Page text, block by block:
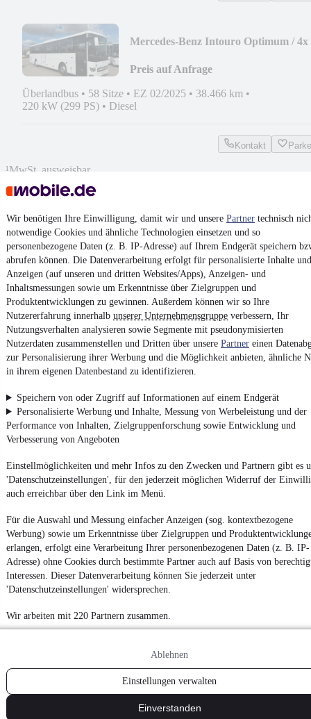
Wir benötigen Ihre Einwilligung, damit wir und unsere Partner technisch
notwendige Cookies und ähnliche Technologien einsetzen und so
personenbezogene Daten (z. B. IP-Adresse) auf Ihrem Endgerät speichern
abrufen können. Die Datenverarbeitung erfolgt für personalisierte Inhalte und
Anzeigen (auf unseren und dritten Websites/Apps), Anzeigen- und
Inhaltsmessungen sowie um Erkenntnisse über Zielgruppen und
Produktentwicklungen zu gewinnen. Außerdem können wir so Ihre
Nutzererfahrung innerhalb unserer Unternehmensgruppe verbessern, Ihr
Nutzungsverhalten analysieren sowie Segmente mit pseudonymisierten
Nutzerdaten zusammenstellen und Dritten über unsere Partner einen
zur Personalisierung ihrer Werbung und die Möglichkeit anbieten, ähnliche
in ihrem eigenen Datenbestand zu identifizieren.
Speichern von oder Zugriff auf Informationen auf einem Endgerät
Personalisierte Werbung und Inhalte, Messung von Werbeleistung und der
Performance von Inhalten, Zielgruppenforschung sowie Entwicklung und
Verbesserung von Angeboten
Einstellmöglichkeiten und mehr Infos zu den Zwecken und Partnern gibt es
'Datenschutzeinstellungen', für den jederzeit möglichen Widerruf der
auch erreichbar über den Link im Menü.
Für die Auswahl und Messung einfacher Anzeigen (sog. kontextbezogene
Werbung) sowie um Erkenntnisse über Zielgruppen und
erlangen, erfolgt eine Verarbeitung Ihrer personenbezogenen Daten (z. B. IP-
Adresse) ohne Cookies durch bestimmte Partner auch auf Basis von
Interessen. Dieser Datenverarbeitung können Sie jederzeit unter
'Datenschutzeinstellungen' widersprechen.
Wir arbeiten mit 220 Partnern zusammen.
Ablehnen
Einstellungen verwalten
Einverstanden
Mercedes-Benz Intouro Optimum / 4x
Preis auf Anfrage
Überlandbus • 58 Sitze • EZ 02/2025 • 38.466 km •
220 kW (299 PS) • Diesel
Kontakt
¹MwSt. ausweisbar
4.6 Sterne
Nutze mobile.de schnell und einfach
App installieren
Impressum
AGB
Vertrag widerrufen
Datenschutz
Datenschutzeinstellungen
Erklärung zur Barrierefreiheit
Report Security Vulnerability (English)
Powered by
ObNeuwagen ,GebrauchtwagenoderLeasing-Angebote: Alle
Fahrzeuge gibt es bei mobile.de